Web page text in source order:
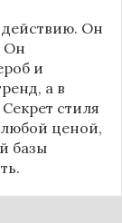
действию. Он
Он
и
а в
стиля
ценой,
базы